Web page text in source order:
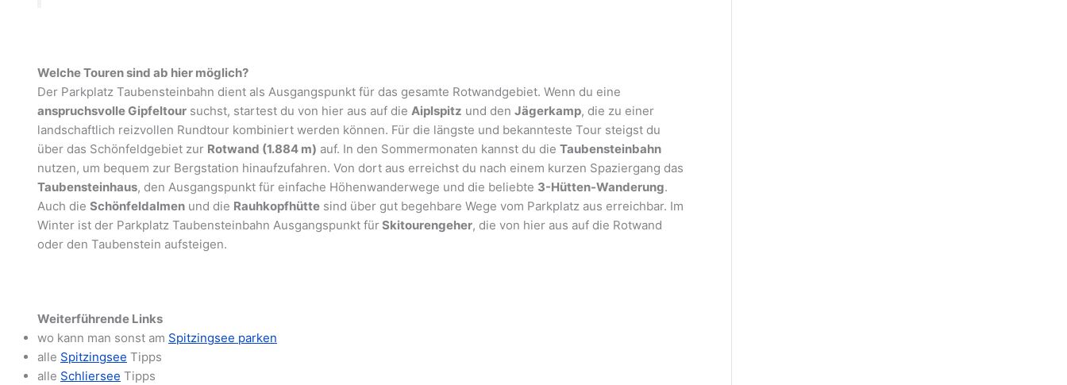
Welche Touren sind ab hier möglich?
Der Parkplatz Taubensteinbahn dient als Ausgangspunkt für das gesamte Rotwandgebiet. Wenn du eine
anspruchsvolle Gipfeltour suchst, startest du von hier aus auf die Aiplspitz und den Jägerkamp, die zu einer
landschaftlich reizvollen Rundtour kombiniert werden können. Für die längste und bekannteste Tour steigst du
über das Schönfeldgebiet zur Rotwand (1.884 m) auf. In den Sommermonaten kannst du die Taubensteinbahn
nutzen, um bequem zur Bergstation hinaufzufahren. Von dort aus erreichst du nach einem kurzen Spaziergang das
Taubensteinhaus, den Ausgangspunkt für einfache Höhenwanderwege und die beliebte 3-Hütten-Wanderung.
Auch die Schönfeldalmen und die Rauhkopfhütte sind über gut begehbare Wege vom Parkplatz aus erreichbar. Im
Winter ist der Parkplatz Taubensteinbahn Ausgangspunkt fürSkitourengeher, die von hier aus auf die Rotwand
oder den Taubenstein aufsteigen.
Weiterführende Links
wo kann man sonst am Spitzingsee parken
alle Spitzingsee Tipps
alle Schliersee Tipps